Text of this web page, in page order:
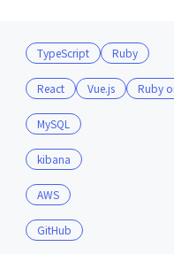
TypeScript Ruby
React Vue.js Ruby
MySQL
kibana
AWS
GitHub